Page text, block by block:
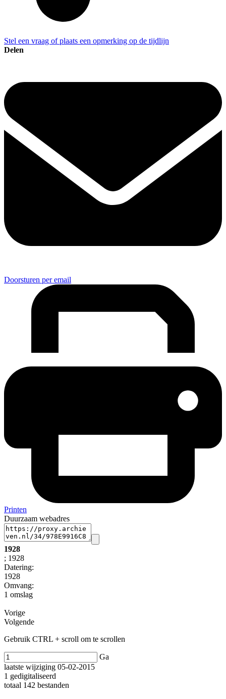
Stel een vraag of plaats een opmerking op de tijdlijn
Delen
Doorsturen per email
Printen
Duurzaam webadres
1928
; 1928
Datering:
1928
Omvang:
1 omslag
Vorige
Volgende
Gebruik CTRL + scroll om te scrollen
Ga
laatste wijziging 05-02-2015
1 gedigitaliseerd
totaal 142 bestanden